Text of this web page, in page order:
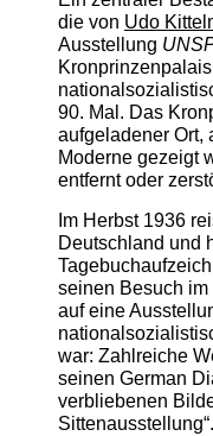
die von Udo
Ausstellung
90. Mal. Das
aufgeladener Ort,
Moderne gezeigt
entfernt oder
Im Herbst 1936
Deutschland und
seinen Besuch
auf eine
war: Zahlreiche
seinen German
verbliebenen
Sittenausstellung“.